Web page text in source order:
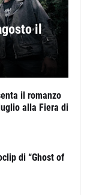
il
il romanzo
alla Fiera di
di “Ghost of